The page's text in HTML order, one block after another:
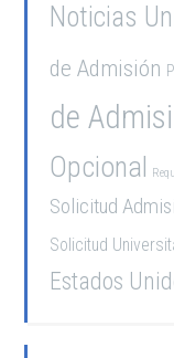
Noticias
de Admisión
de
Opcional
Solicitud
Solicitud
Estados